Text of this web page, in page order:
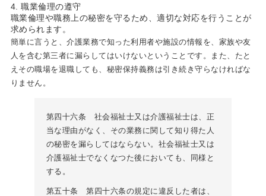
職業倫理の遵守
職業倫理や職務上の秘密を守るため、適切な対応を行うことが
求められます。
簡単に言うと、介護業務で知った利用者や施設の情報を、家族や友
人を含む第三者に漏らしてはいけないということです。また、たと
えその職場を退職しても、秘密保持義務は引き続き守らなければな
りません。
第四十六条 社会福祉士又は介護福祉士は、正
当な理由がなく、その業務に関して知り得た人
の秘密を漏らしてはならない。社会福祉士又は
介護福祉士でなくなつた後においても、同様と
する。
第五十条 第四十六条の規定に違反した者は、